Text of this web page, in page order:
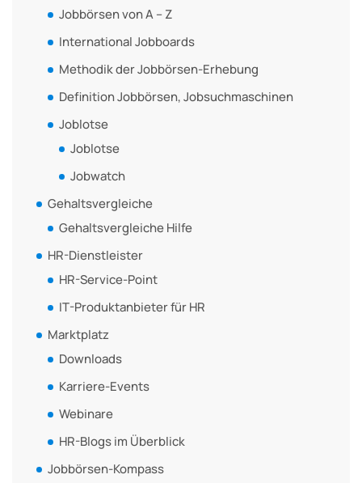
Jobbörsen von A – Z
International Jobboards
Methodik der Jobbörsen-Erhebung
Definition Jobbörsen, Jobsuchmaschinen
Joblotse
Joblotse
Jobwatch
Gehaltsvergleiche
Gehaltsvergleiche Hilfe
HR-Dienstleister
HR-Service-Point
IT-Produktanbieter für HR
Marktplatz
Downloads
Karriere-Events
Webinare
HR-Blogs im Überblick
Jobbörsen-Kompass